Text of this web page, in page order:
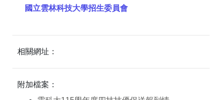
國立雲林科技大學招生委員會
相關網址：
附加檔案：